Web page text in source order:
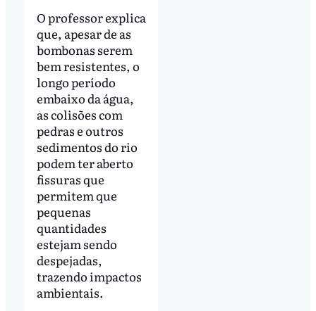
O professor explica
que, apesar de as
bombonas serem
bem resistentes, o
longo período
embaixo da água,
as colisões com
pedras e outros
sedimentos do rio
podem ter aberto
fissuras que
permitem que
pequenas
quantidades
estejam sendo
despejadas,
trazendo impactos
ambientais.